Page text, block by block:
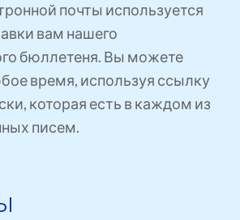
почты используется
вам нашего
бюллетеня. Вы можете
время, используя ссылку
которая есть в каждом из
писем.